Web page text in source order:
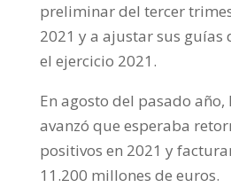
preliminar del tercer
2021 y a ajustar sus guías
el ejercicio 2021.
En agosto del pasado
avanzó que esperaba
positivos en 2021 y
11.200 millones de euros.